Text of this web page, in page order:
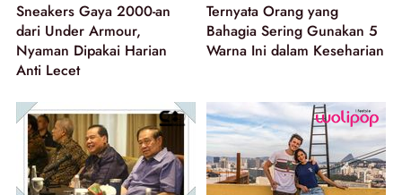
Sneakers Gaya 2000-an
dari Under Armour,
Nyaman Dipakai Harian
Anti Lecet
Ternyata Orang yang
Bahagia Sering Gunakan 5
Warna Ini dalam Keseharian